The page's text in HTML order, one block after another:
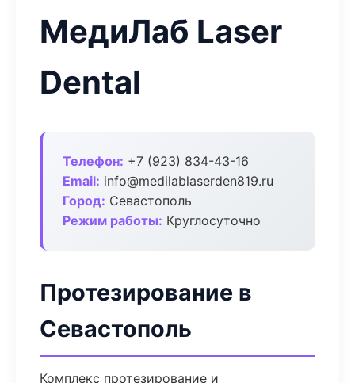
МедиЛаб Laser
Dental
Телефон: +7 (923) 834-43-16
Email: info@medilablaserden819.ru
Город: Севастополь
Режим работы: Круглосуточно
Протезирование в
Севастополь
Комплекс протезирование и